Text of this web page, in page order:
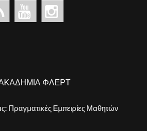
ΑΚΑΔΗΜΙΑ ΦΛΕΡΤ
Πραγματικές Εμπειρίες Μαθητών